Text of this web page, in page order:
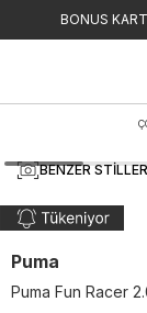
BONUS
BENZER
Puma
Puma Fun Racer